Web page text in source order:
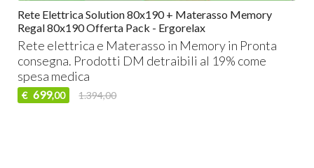
Rete Elettrica Solution 80x190 + Materasso Memory
Regal 80x190 Offerta Pack - Ergorelax
Rete elettrica e Materasso in Memory in Pronta
consegna. Prodotti DM detraibili al 19% come
spesa medica
€ 699,00 1.394,00